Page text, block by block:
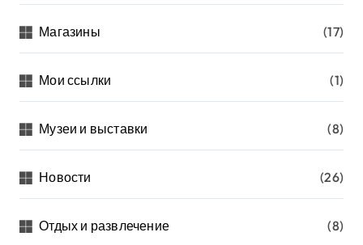
Магазины (17)
Мои ссылки (1)
Музеи и выставки (8)
Новости (26)
Отдых и развлечение (8)